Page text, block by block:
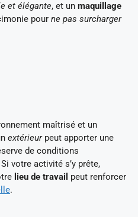
et élégante, et un maquillage
pour ne pas surcharger
maîtrisé et un
extérieurpeut apporter une
de conditions
votre activité s’y prête,
lieu de travail peut renforcer
.